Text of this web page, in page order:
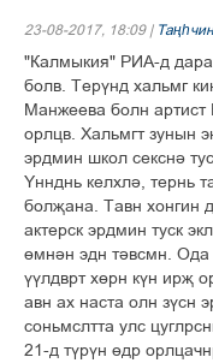
23-08-2017, 18:09 |
"Êàëìûêèÿ" ÐÈÀ-ä
áîëâ. Òåð¢íä õàëüìã
Ìàíæååâà áîëí àðòèñò
îðëöâ. Õàëüìãò çóíûí
ýðäìèí øêîë ñåêñí³
¡ííäíü êåëõë³, òåðíü
áîëšàíà. Òàâí õîíãèí
àêòåðñê ýðäìèí òóñê
´ìí³í ýäí ò³âñìí. Îäà
¢¢ëäâðò õ´ðí ê¢í èðš
àâí àõ íàñòà îëí ç¢ñí
ñîíüìñëòòà óëñ
21-ä ò¢ð¢í ´äð